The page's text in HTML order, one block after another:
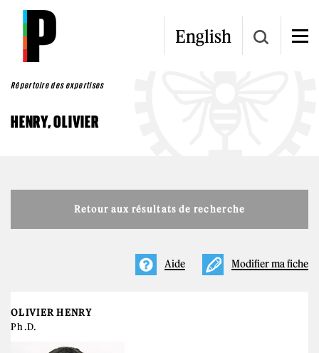
Aller au contenu principal
English
Répertoire des expertises
HENRY, OLIVIER
Retour aux résultats de recherche
Modifier ma fiche
Aide
OLIVIER HENRY
Ph.D.